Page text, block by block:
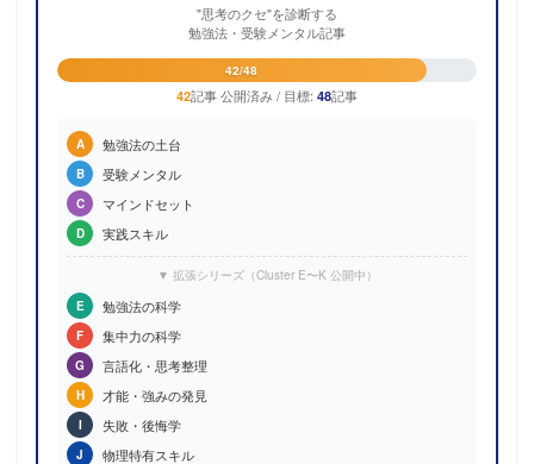
"思考のクセ"を診断する
勉強法・受験メンタル記事
42/48
42記事 公開済み / 目標: 48記事
A 勉強法の土台
B 受験メンタル
C マインドセット
D 実践スキル
▼ 拡張シリーズ（Cluster E〜K 公開中）
E
勉強法の科学
F 集中力の科学
G 言語化・思考整理
H 才能・強みの発見
I 失敗・後悔学
J 物理特有スキル